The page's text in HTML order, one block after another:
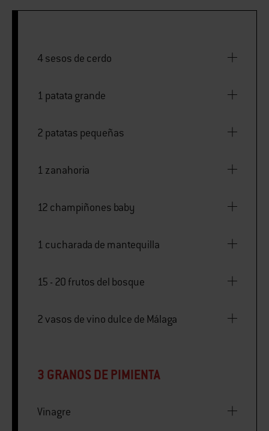
4 sesos de cerdo
1 patata grande
2 patatas pequeñas
1 zanahoria
12 champiñones baby
1 cucharada de mantequilla
15 - 20 frutos del bosque
2 vasos de vino dulce de Málaga
3 GRANOS DE PIMIENTA
Vinagre